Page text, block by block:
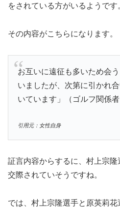
をされている方がいるようです
その内容がこちらになります。
お互いに遠征も多いため会
いましたが、次第に引かれ
いています」（ゴルフ関係者
引用元：女性自身
証言内容からするに、村上宗隆
交際されていそうですね。
では、村上宗隆選手と原英莉